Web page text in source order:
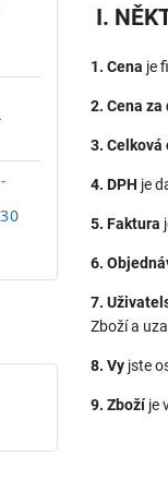
I.
1. Cena je
2. Cena za
3. Celková
4. DPH je
5. Faktura
6.
7.
Zboží a
8. Vy jste
9. Zbožíje